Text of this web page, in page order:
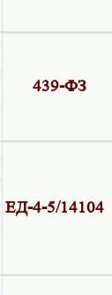
439-ФЗ
ЕД-4-5/14104